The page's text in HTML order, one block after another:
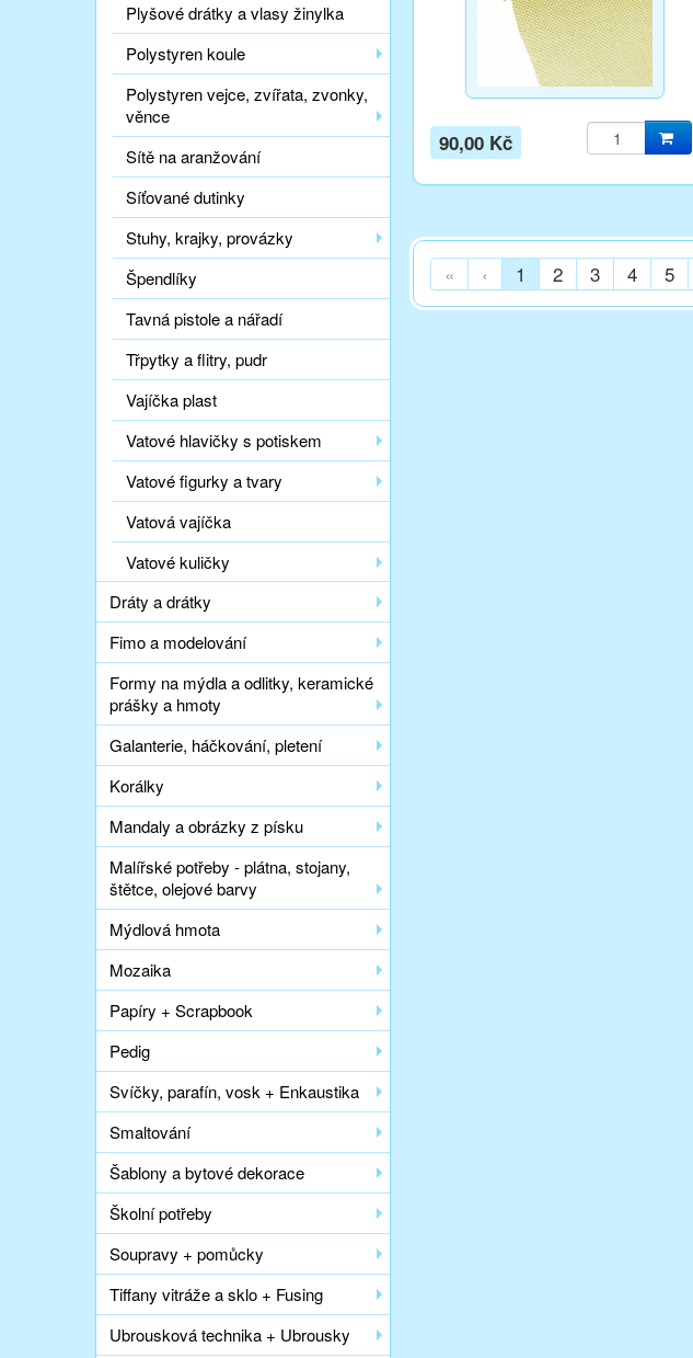
Plyšové drátky a vlasy žinylka
Polystyren koule
Polystyren vejce, zvířata, zvonky,
věnce
Sítě na aranžování
Síťované dutinky
Stuhy, krajky, provázky
Špendlíky
Tavná pistole a nářadí
Třpytky a flitry, pudr
Vajíčka plast
Vatové hlavičky s potiskem
Vatové figurky a tvary
Vatová vajíčka
Vatové kuličky
Dráty a drátky
Fimo a modelování
Formy na mýdla a odlitky, keramické
prášky a hmoty
Galanterie, háčkování, pletení
Korálky
Mandaly a obrázky z písku
Malířské potřeby - plátna, stojany,
štětce, olejové barvy
Mýdlová hmota
Mozaika
Papíry + Scrapbook
Pedig
Svíčky, parafín, vosk + Enkaustika
Smaltování
Šablony a bytové dekorace
Školní potřeby
Soupravy + pomůcky
Tiffany vitráže a sklo + Fusing
Ubrousková technika + Ubrousky
90,00 Kč
« ‹ 1 2 3 4 5